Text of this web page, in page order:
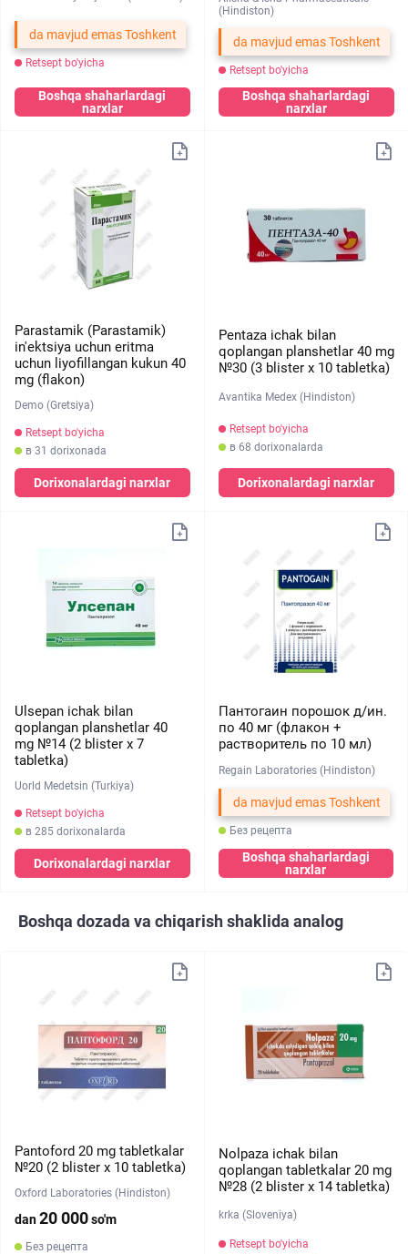
da mavjud emas Toshkent
Retsept bo'yicha
Boshqa shaharlardagi
narxlar
(Hindiston)
da mavjud emas Toshkent
Retsept bo'yicha
Boshqa shaharlardagi
narxlar
Parastamik (Parastamik)
in'ektsiya uchun eritma
uchun liyofillangan kukun 40
mg (flakon)
Demo (Gretsiya)
Retsept bo'yicha
в 31 dorixonada
Dorixonalardagi narxlar
Pentaza ichak bilan
qoplangan planshetlar 40 mg
№30 (3 blister х 10 tabletka)
Avantika Medex (Hindiston)
Retsept bo'yicha
в 68 dorixonalarda
Dorixonalardagi narxlar
Ulsepan ichak bilan
qoplangan planshetlar 40
mg №14 (2 blister х 7
tabletka)
Uorld Medetsin (Turkiya)
Retsept bo'yicha
в 285 dorixonalarda
Dorixonalardagi narxlar
Пантогаин порошок д/ин.
по 40 мг (флакон +
растворитель по 10 мл)
Regain Laboratories (Hindiston)
da mavjud emas Toshkent
Без рецепта
Boshqa shaharlardagi
narxlar
Boshqa dozada va chiqarish shaklida analog
Pantoford 20 mg tabletkalar
№20 (2 blister х 10 tabletka)
Oxford Laboratories (Hindiston)
dan20 000so'm
Без рецепта
Nolpaza ichak bilan
qoplangan tabletkalar 20 mg
№28 (2 blister х 14 tabletka)
krka (Sloveniya)
Retsept bo'yicha